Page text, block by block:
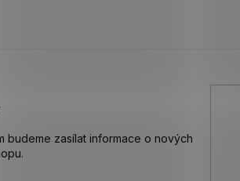
budeme zasílat informace o nových